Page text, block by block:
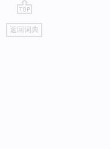
go
top
返回词典